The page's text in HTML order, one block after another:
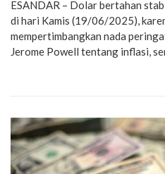
ESANDAR – Dolar bertahan
di hari Kamis (19/06/2025),
mempertimbangkan nada
Jerome Powell tentang inflasi,